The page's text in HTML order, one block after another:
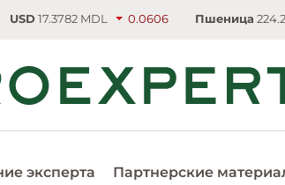
MDL 0.0606 Пшеница 224.25 €/т 3.75
эксперта Партнерские